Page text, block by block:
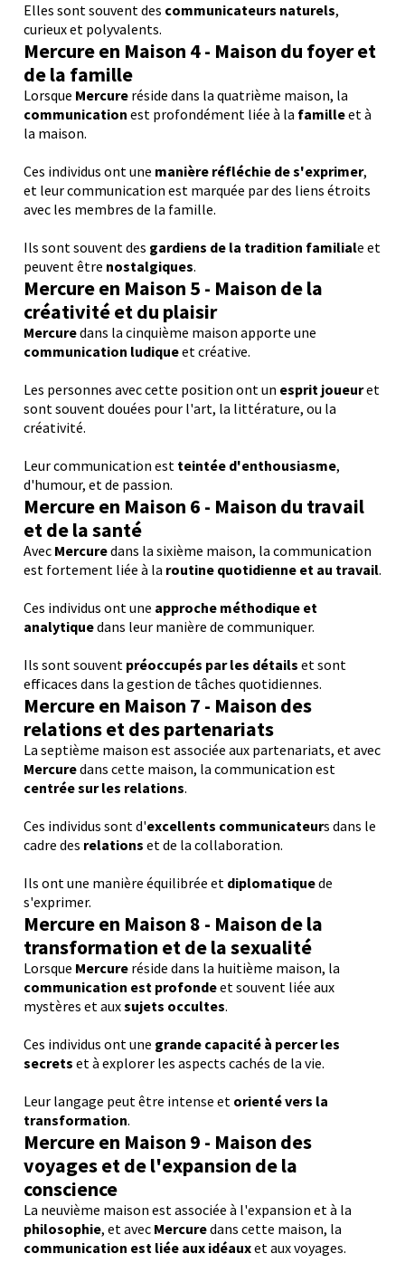
Elles sont souvent des communicateurs naturels,
curieux et polyvalents.
Mercureen Maison 4 - Maison du foyer et
de la famille
Lorsque Mercure réside dans la quatrième maison, la
communication est profondément liée à la familleet à
la maison.
Ces individus ont une manière réfléchie de s'exprimer,
et leur communication est marquée par des liens étroits
avec les membres de la famille.
Ils sont souvent des gardiens de la tradition familiale et
peuvent être nostalgiques.
Mercureen Maison 5 - Maison de la
créativité et du plaisir
Mercuredans la cinquième maison apporte une
communication ludiqueet créative.
Les personnes avec cette position ont un esprit joueuret
sont souvent douées pour l'art, la littérature, ou la
créativité.
Leur communication est teintée d'enthousiasme,
d'humour, et de passion.
Mercureen Maison 6 - Maison du travail
et de la santé
Avec Mercuredans la sixième maison, la communication
est fortement liée à la routine quotidienne et au travail.
Ces individus ont une approche méthodique et
analytiquedans leur manière de communiquer.
Ils sont souvent préoccupés par les détails et sont
efficaces dans la gestion de tâches quotidiennes.
Mercureen Maison 7 - Maison des
relations et des partenariats
La septième maison est associée aux partenariats, et avec
Mercuredans cette maison, la communication est
centrée sur les relations.
Ces individus sont d'excellents communicateurs dans le
cadre des relations et de la collaboration.
Ils ont une manière équilibrée et diplomatiquede
s'exprimer.
Mercureen Maison 8 - Maison de la
transformation et de la sexualité
Lorsque Mercure réside dans la huitième maison, la
communication est profondeet souvent liée aux
mystères et auxsujets occultes.
Ces individus ont une grande capacité à percer les
secrets et à explorer les aspects cachés de la vie.
Leur langage peut être intense et orienté vers la
transformation.
Mercureen Maison 9 - Maison des
voyages et de l'expansion de la
conscience
La neuvième maison est associée à l'expansion et à la
philosophie, et avec Mercuredans cette maison, la
communication est liée aux idéauxet aux voyages.